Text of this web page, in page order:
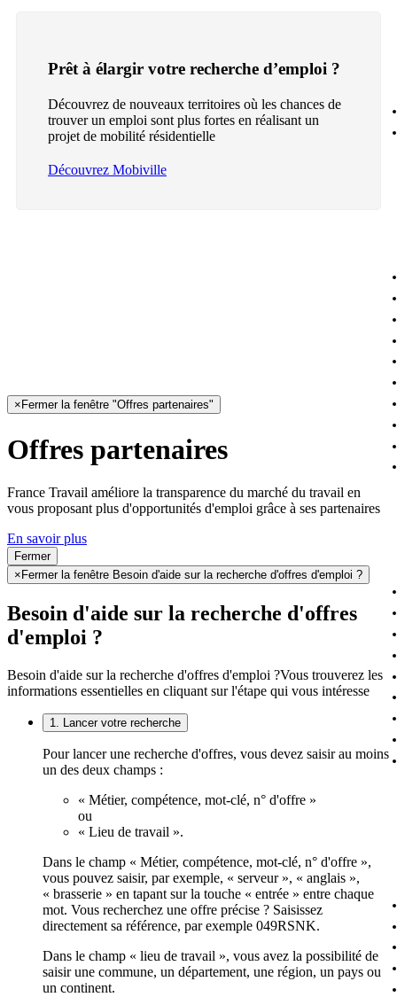
Prêt à élargir votre recherche d’emploi ?
Découvrez de nouveaux territoires où les chances de
trouver un emploi sont plus fortes en réalisant un
projet de mobilité résidentielle
Découvrez Mobiville
× Fermer la fenêtre "Offres partenaires"
Offres partenaires
France Travail améliore la transparence du marché du travail en
vous proposant plus d'opportunités d'emploi grâce à ses partenaires
En savoir plus
Fermer
× Fermer la fenêtre Besoin d'aide sur la recherche d'offres d'emploi ?
Besoin d'aide sur la recherche d'offres
d'emploi ?
Besoin d'aide sur la recherche d'offres d'emploi ?Vous trouverez les
informations essentielles en cliquant sur l'étape qui vous intéresse
1. Lancer votre recherche
Pour lancer une recherche d'offres, vous devez saisir au moins
un des deux champs :
« Métier, compétence, mot-clé, n° d'offre »
ou
« Lieu de travail ».
Dans le champ « Métier, compétence, mot-clé, n° d'offre »,
vous pouvez saisir, par exemple, « serveur », « anglais »,
« brasserie » en tapant sur la touche « entrée » entre chaque
mot. Vous recherchez une offre précise ? Saisissez
directement sa référence, par exemple 049RSNK.
Dans le champ « lieu de travail », vous avez la possibilité de
saisir une commune, un département, une région, un pays ou
un continent.